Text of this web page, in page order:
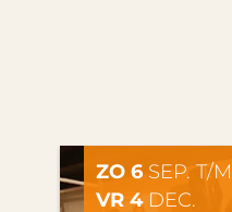
ZO 6 SEP. T/M
VR 4DEC.